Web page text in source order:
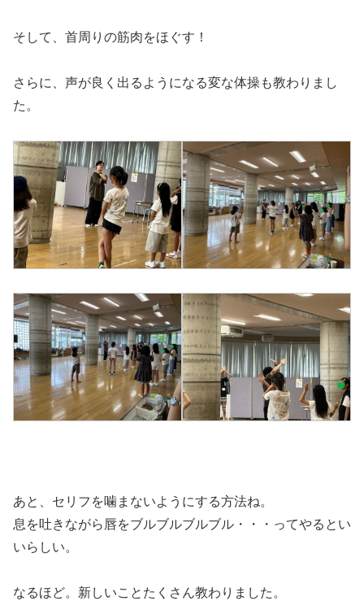
そして、首周りの筋肉をほぐす！
さらに、声が良く出るようになる変な体操も教わりまし
た。
あと、セリフを噛まないようにする方法ね。
息を吐きながら唇をブルブルブルブル・・・ってやるとい
いらしい。
なるほど。新しいことたくさん教わりました。